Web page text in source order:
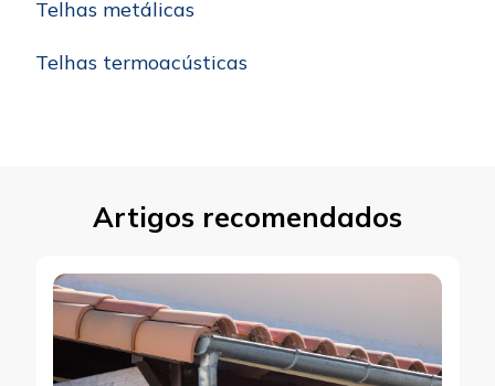
Telhas metálicas
Telhas termoacústicas
Artigos recomendados